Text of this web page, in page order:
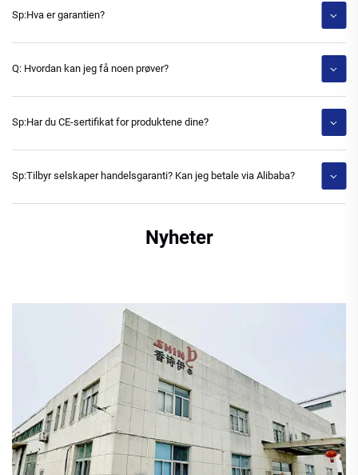
Sp:Hva er garantien?
Q: Hvordan kan jeg få noen prøver?
Sp:Har du CE-sertifikat for produktene dine?
Sp:Tilbyr selskaper handelsgaranti? Kan jeg betale via Alibaba?
Nyheter